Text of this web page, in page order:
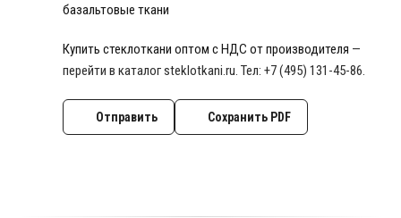
базальтовые ткани
Купить стеклоткани оптом с НДС от производителя —
перейти в каталог steklotkani.ru. Тел: +7 (495) 131-45-86.
Отправить Сохранить PDF